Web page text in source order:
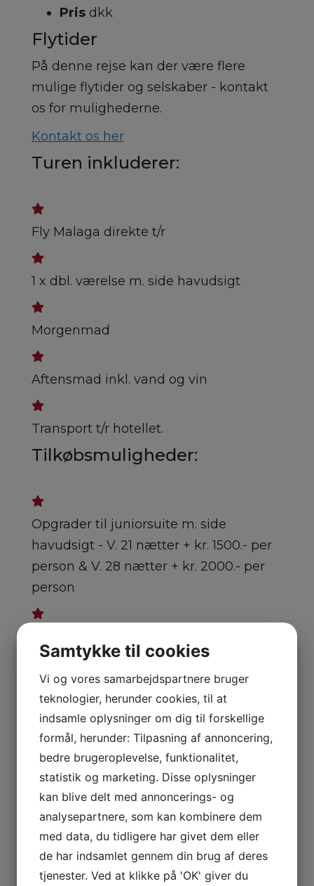
Pris dkk
Flytider
På denne rejse kan der være flere
mulige flytider og selskaber - kontakt
os for mulighederne.
Kontakt os her
Turen inkluderer:
Fly Malaga direkte t/r
1 x dbl. værelse m. side havudsigt
Morgenmad
Aftensmad inkl. vand og vin
Transport t/r hotellet.
Tilkøbsmuligheder:
Opgrader til juniorsuite m. side
havudsigt - V. 21 nætter + kr. 1500.- per
person & V. 28 nætter + kr. 2000.- per
person
havudsigt - V. 21 nætter + kr. 2250.- per
person & V. 28 nætter + kr. 3000.- per
person
Enkeltværelsestillæg - Spørg for pris
Kontakt os for mulighederne
Navn
Samtykke til cookies
Vi og vores samarbejdspartnere bruger
teknologier, herunder cookies, til at
indsamle oplysninger om dig til forskellige
formål, herunder: Tilpasning af annoncering,
bedre brugeroplevelse, funktionalitet,
statistik og marketing. Disse oplysninger
kan blive delt med annoncerings- og
analysepartnere, som kan kombinere dem
med data, du tidligere har givet dem eller
de har indsamlet gennem din brug af deres
tjenester. Ved at klikke på 'OK' giver du